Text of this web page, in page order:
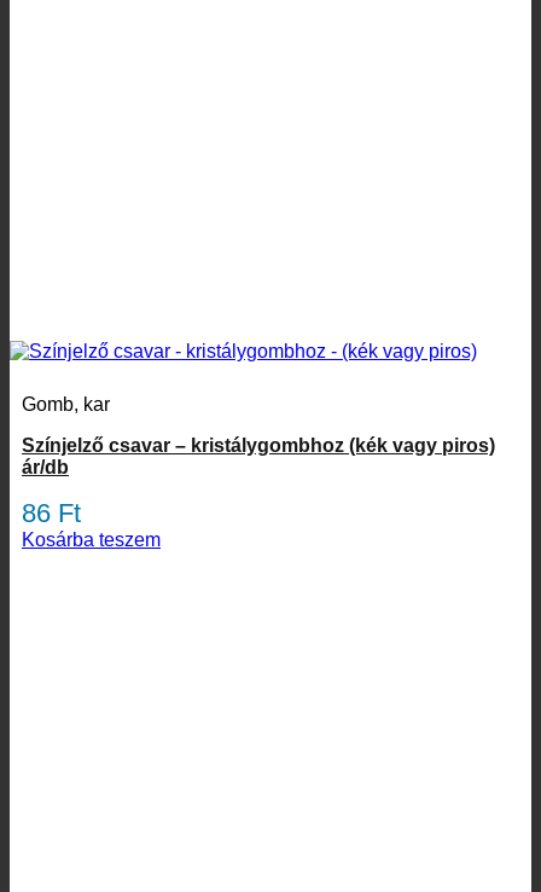
Gomb, kar
Színjelző csavar – kristálygombhoz (kék vagy piros)
ár/db
86 Ft
Kosárba teszem